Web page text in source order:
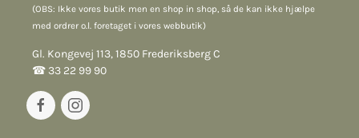
(OBS: Ikke vores butik men en shop in shop, så de kan ikke hjælpe
med ordrer o.l. foretaget i vores webbutik)
Gl. Kongevej 113, 1850 Frederiksberg C
☎︎ 33 22 99 90